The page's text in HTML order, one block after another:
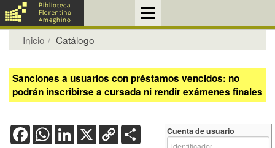
Inicio Catálogo
Sanciones a usuarios con préstamos vencidos: no
podrán inscribirse a cursada ni rendir exámenes finales
FacebookWhatsApp
LinkedIn
X Copy
Link
Cuenta de usuario